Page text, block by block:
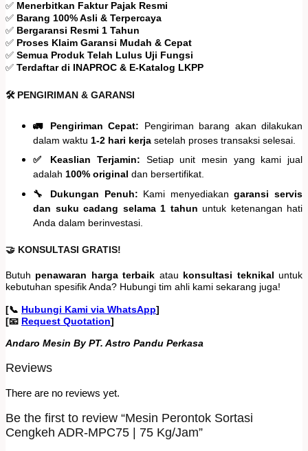
✅ Menerbitkan Faktur Pajak Resmi
✅ Barang 100% Asli & Terpercaya
✅ Bergaransi Resmi 1 Tahun
✅ Proses Klaim Garansi Mudah & Cepat
✅ Semua Produk Telah Lulus Uji Fungsi
✅ Terdaftar di INAPROC & E-Katalog LKPP
🛠️ PENGIRIMAN & GARANSI
🚛 Pengiriman Cepat: Pengiriman barang akan dilakukan
dalam waktu 1-2 hari kerja setelah proses transaksi selesai.
✅ Keaslian Terjamin: Setiap unit mesin yang kami jual
adalah 100% original dan bersertifikat.
🔧 Dukungan Penuh: Kami menyediakangaransi servis
dan suku cadang selama 1 tahun untuk ketenangan hati
Anda dalam berinvestasi.
🤝 KONSULTASI GRATIS!
Butuh penawaran harga terbaik atau konsultasi teknikal
untuk
kebutuhan spesifik Anda? Hubungi tim ahli kami sekarang juga!
[📞 Hubungi Kami via WhatsApp]
[📧 Request Quotation]
Andaro Mesin By PT. Astro Pandu Perkasa
Reviews
There are no reviews yet.
Be the first to review “Mesin Perontok Sortasi
Cengkeh ADR-MPC75 | 75 Kg/Jam”